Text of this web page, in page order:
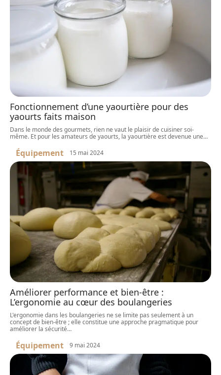
Fonctionnement d’une yaourtière pour des
yaourts faits maison
Dans le monde des gourmets, rien ne vaut le plaisir de cuisiner soi-
même. Et pour les amateurs de yaourts, la yaourtière est devenue une…
Équipement 15 mai 2024
Améliorer performance et bien-être :
L’ergonomie au cœur des boulangeries
L'ergonomie dans les boulangeries ne se limite pas seulement à un
concept de bien-être ; elle constitue une approche pragmatique pour
améliorer la sécurité…
Équipement 9 mai 2024